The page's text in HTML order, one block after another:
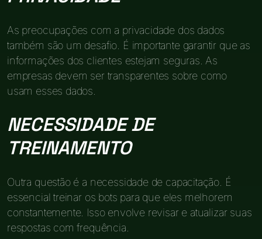
As preocupações com a privacidade dos dados
também são um desafio. É importante garantir que as
informações dos clientes estejam seguras. As
empresas devem ser transparentes sobre como
usam esses dados.
NECESSIDADE DE
TREINAMENTO
Outra questão é a necessidade de capacitação. É
essencial treinar os bots para que eles melhorem
constantemente. Isso envolve revisar e atualizar suas
respostas com frequência.